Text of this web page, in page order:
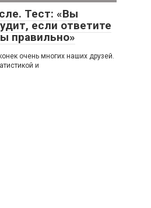
Тест: «Вы
если ответите
правильно»
очень многих наших друзей.
и